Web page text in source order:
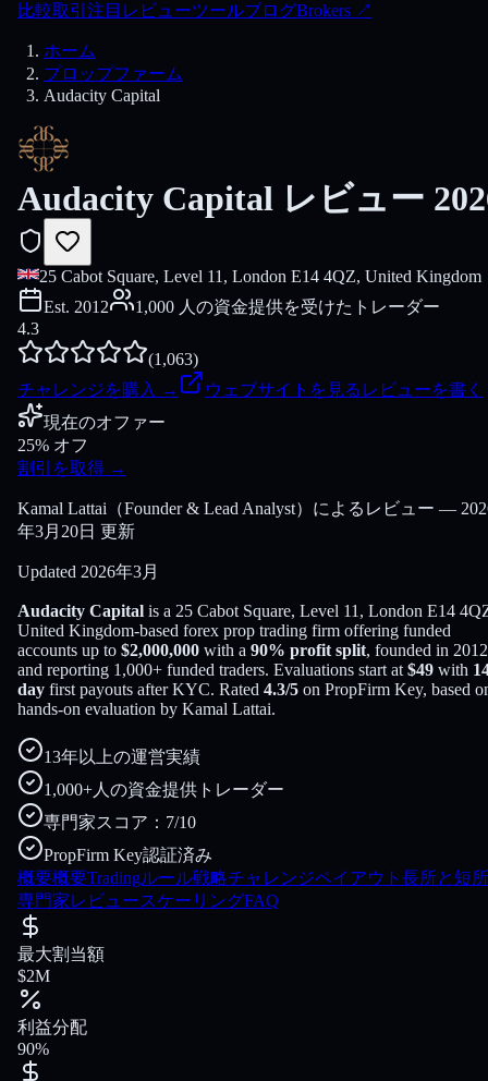
比較取引 注目 レビューツールブログBrokers ↗
ホーム
プロップファーム
Audacity Capital
Audacity Capital レビュー
25 Cabot Square, Level 11, London E14 4QZ, United Kingdom
Est. 2012
1,000 人の資金提供を受けたトレーダー
4.3
(1,063)
チャレンジを購入 → ウェブサイトを見る レビューを書く
現在のオファー
25% オフ
割引を取得 →
Kamal Lattai（Founder & Lead Analyst）によるレビュー —
年3月20日 更新
Updated 2026年3月
Audacity Capital is a 25 Cabot Square, Level 11, London E14
United Kingdom-based forex prop trading firm offering funded
accounts up to $2,000,000 with a 90% profit split, founded in 2012
and reporting 1,000+ funded traders. Evaluations start at $49 with
day first payouts after KYC. Rated 4.3/5 on PropFirm Key, based
hands-on evaluation by Kamal Lattai.
13年以上の運営実績
1,000+人の資金提供トレーダー
専門家スコア：7/10
PropFirm Key認証済み
概要概要Tradingルール戦略チャレンジペイアウト 長所と短所
専門家レビュースケーリングFAQ
最大割当額
$2M
利益分配
90%